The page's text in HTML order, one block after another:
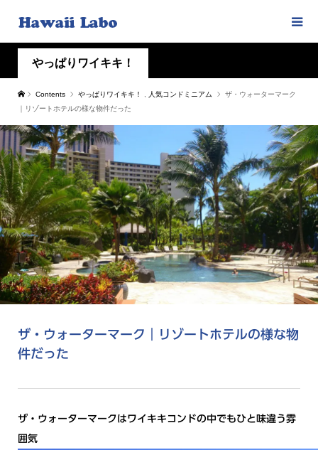
やっぱりワイキキ！
Contents やっぱりワイキキ！ 人気コンドミニアム
ザ・ウォーターマーク
｜リゾートホテルの様な物件だった
ザ・ウォーターマーク｜リゾートホテルの様な物
件だった
ザ・ウォーターマークはワイキキコンドの中でもひと味違う雰
囲気